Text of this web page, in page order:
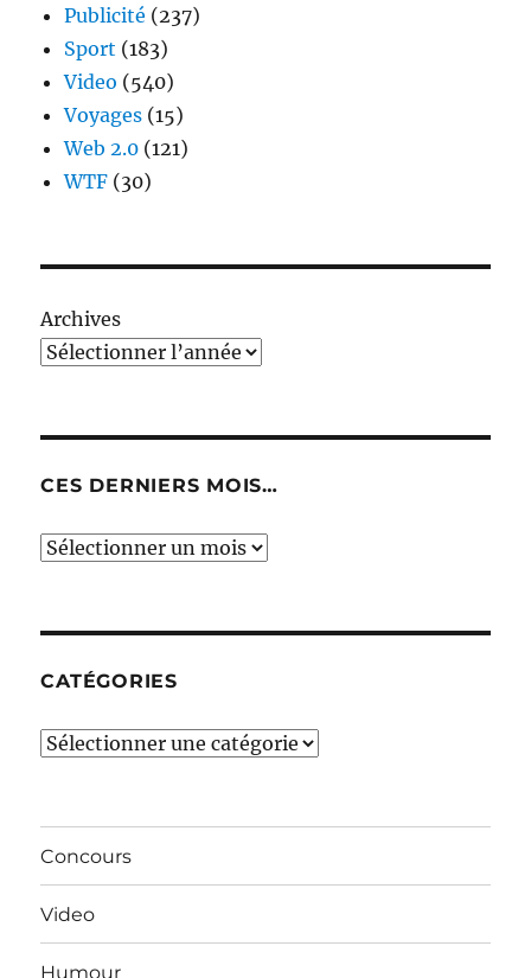
Publicité (237)
Sport (183)
Video (540)
Voyages (15)
Web 2.0 (121)
WTF (30)
Archives
CES DERNIERS MOIS…
Ces
CATÉGORIES
Catégories
Concours
Video
Humour